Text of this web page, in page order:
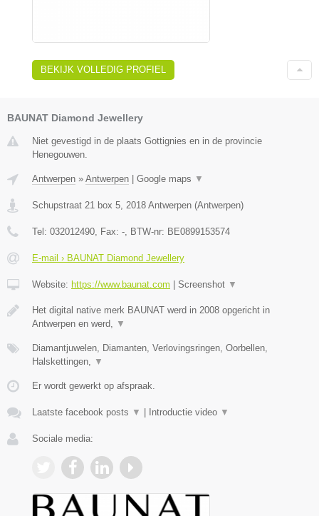
BEKIJK VOLLEDIG PROFIEL
BAUNAT Diamond Jewellery
Niet gevestigd in de plaats Gottignies en in de provincie
Henegouwen.
Antwerpen » Antwerpen Google maps ▼
Schupstraat 21 box 5, 2018 Antwerpen (Antwerpen)
Tel: 032012490, Fax: -, BTW-nr: BE0899153574
E-mail › BAUNAT Diamond Jewellery
Website: https://www.baunat.com Screenshot ▼
Het digital native merk BAUNAT werd in 2008 opgericht in
Antwerpen en werd, ▼
Diamantjuwelen, Diamanten, Verlovingsringen, Oorbellen,
Halskettingen, ▼
Er wordt gewerkt op afspraak.
Laatste facebook posts ▼ Introductie video ▼
Sociale media: